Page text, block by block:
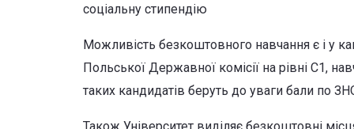
соціальну стипендію
Можливість безкоштовного навчання є і у
Польської Державної комісії на рівні С1,
таких кандидатів беруть до уваги бали по
Також Університет виділяє безкоштовні